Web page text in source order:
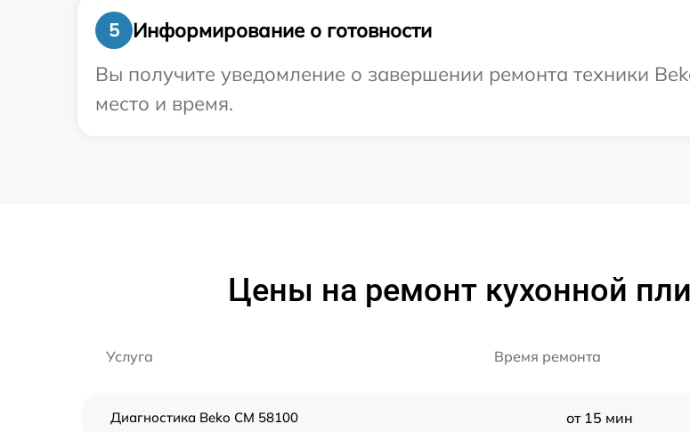
5
Информирование о готовности
Вы получите уведомление о завершении ремонта техники
место и время.
Цены на ремонт кухонной
Услуга Время ремонта
Диагностика Beko CM 58100 от 15 мин